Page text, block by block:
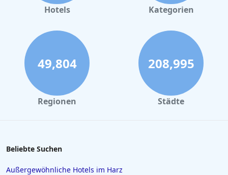
Hotels Kategorien
49,804
Regionen
208,995
Städte
Beliebte Suchen
Außergewöhnliche Hotels im Harz